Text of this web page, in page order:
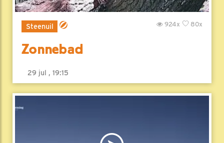
Steenuil 80x
924x
Zonnebad
29 jul , 19:15